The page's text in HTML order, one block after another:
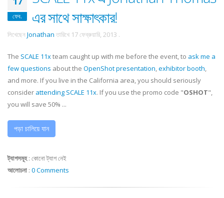
ফেব.
এর সাথে সাক্ষাৎকার!
লিখেছেন Jonathan তারিখে 17 ফেব্রুয়ারি, 2013 .
The SCALE 11xteam caught up with me before the event, to ask me a
few questions about the OpenShot presentation,exhibitor booth,
and more. If you live in the California area, you should seriously
consider attending SCALE 11x. If you use the promo code "OSHOT",
you will save 50% ...
পড়া চালিয়ে যান
ট্যাগসমূহ: কোনো ট্যাগ নেই
আলোচনা : 0 Comments